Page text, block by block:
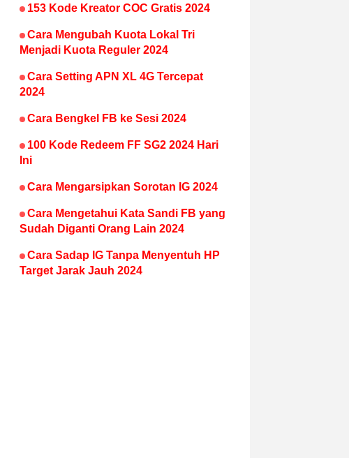
153 Kode Kreator COC Gratis 2024
Cara Mengubah Kuota Lokal Tri
Menjadi Kuota Reguler 2024
Cara Setting APN XL 4G Tercepat
2024
Cara Bengkel FB ke Sesi 2024
100 Kode Redeem FF SG2 2024 Hari
Ini
Cara Mengarsipkan Sorotan IG 2024
Cara Mengetahui Kata Sandi FB yang
Sudah Diganti Orang Lain 2024
Cara Sadap IG Tanpa Menyentuh HP
Target Jarak Jauh 2024